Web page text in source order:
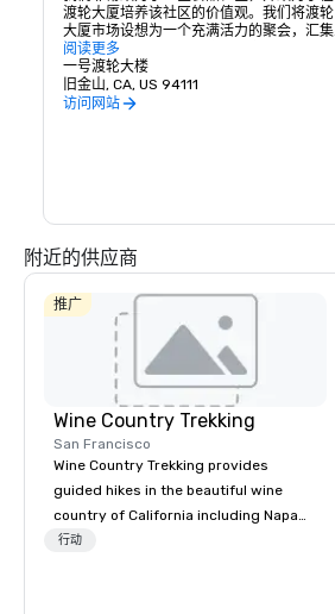
渡轮大厦培养该社区的价值观。我们将渡轮
大厦市场设想为一个充满活力的聚会，汇集
了当地农民、工匠生产商、独立拥有和经营
的食品企业及其所服务的客户。我们正在创
建一个由志同道合的人组成的社区，该社区
将：
为推广北加州世界一流的食品和葡萄酒产区
提供中心位置，并认识到葡萄酒与我们丰富
的地区美食的联系。
的区域联系，并支持振兴旧金山海滨。
作为庆祝当地文化和美食的社区聚会场所。
阅读更多
一号渡轮大楼
旧金山, CA, US 94111
访问网站
附近的供应商
推广
Wine Country Trekking
San Francisco
Wine Country Trekking provides
guided hikes in the beautiful wine
country of California including Napa
and Sonoma Valleys. These
行动